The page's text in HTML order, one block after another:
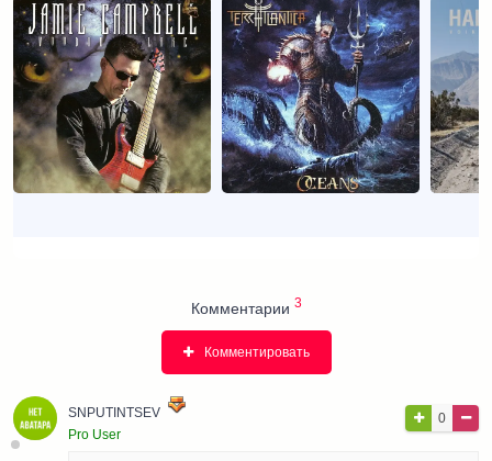
Комментарии 3
Комментировать
SNPUTINTSEV
Pro User
0